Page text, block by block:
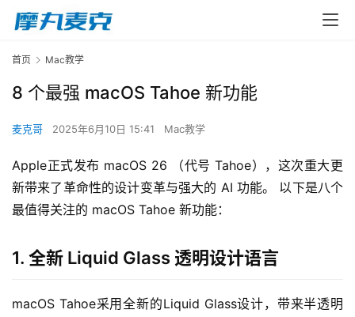
首页 Mac教学
8 个最强 macOS Tahoe 新功能
麦克哥 2025年6月10日 15:41 Mac教学
Apple正式发布 macOS 26 （代号 Tahoe），这次重大更
新带来了革命性的设计变革与强大的 AI 功能。 以下是八个
最值得关注的 macOS Tahoe 新功能：
1. 全新 Liquid Glass 透明设计语言
macOS Tahoe采用全新的Liquid Glass设计，带来半透明